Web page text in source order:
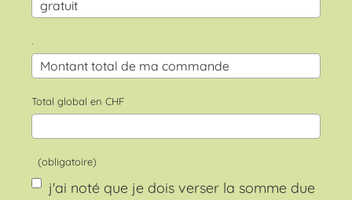
.
Total global en CHF
(obligatoire)
j'ai noté que je dois verser la somme due